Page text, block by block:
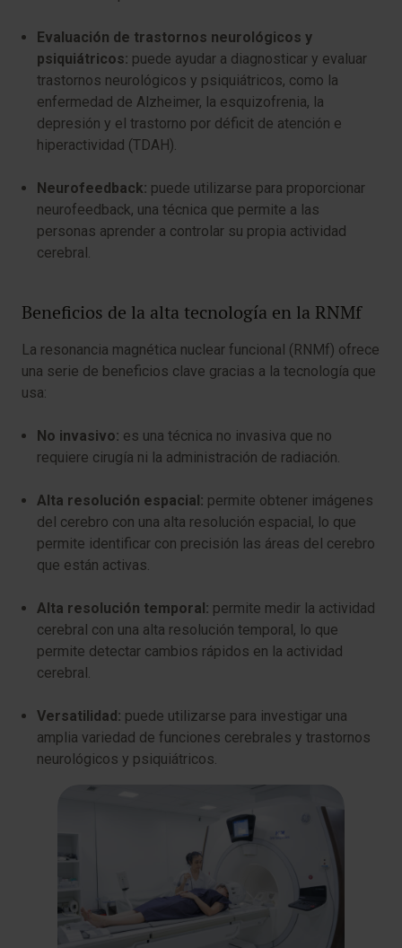
Evaluación de trastornos neurológicos y
psiquiátricos: puede ayudar a diagnosticar y evaluar
trastornos neurológicos y psiquiátricos, como la
enfermedad de Alzheimer, la esquizofrenia, la
depresión y el trastorno por déficit de atención e
hiperactividad (TDAH).
Neurofeedback: puede utilizarse para proporcionar
neurofeedback, una técnica que permite a las
personas aprender a controlar su propia actividad
cerebral.
Beneficios de la alta tecnología en la RNMf
La resonancia magnética nuclear funcional (RNMf) ofrece
una serie de beneficios clave gracias a la tecnología que
usa:
No invasivo: es una técnica no invasiva que no
requiere cirugía ni la administración de radiación.
Alta resolución espacial: permite obtener imágenes
del cerebro con una alta resolución espacial, lo que
permite identificar con precisión las áreas del cerebro
que están activas.
Alta resolución temporal: permite medir la actividad
cerebral con una alta resolución temporal, lo que
permite detectar cambios rápidos en la actividad
cerebral.
Versatilidad: puede utilizarse para investigar una
amplia variedad de funciones cerebrales y trastornos
neurológicos y psiquiátricos.